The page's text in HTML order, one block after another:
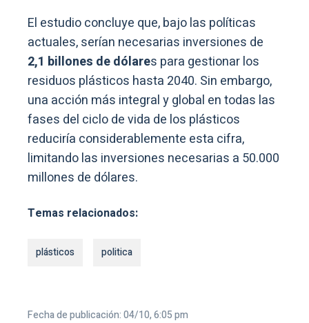
El estudio concluye que, bajo las políticas
actuales, serían necesarias inversiones de
2,1 billones de dólares para gestionar los
residuos plásticos hasta 2040. Sin embargo,
una acción más integral y global en todas las
fases del ciclo de vida de los plásticos
reduciría considerablemente esta cifra,
limitando las inversiones necesarias a 50.000
millones de dólares.
Temas relacionados:
plásticos politica
Fecha de publicación: 04/10, 6:05 pm